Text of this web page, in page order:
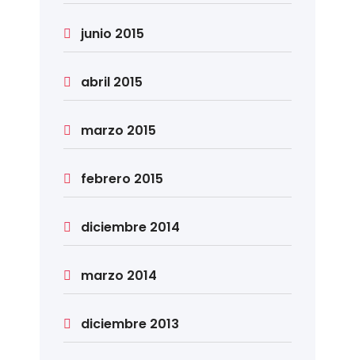
junio 2015
abril 2015
marzo 2015
febrero 2015
diciembre 2014
marzo 2014
diciembre 2013